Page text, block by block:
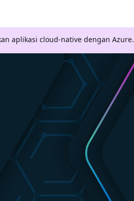
aplikasi cloud-native dengan Azure.